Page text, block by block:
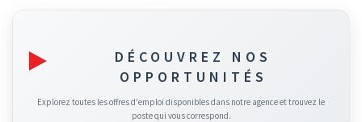
DÉCOUVREZ NOS
OPPORTUNITÉS
Explorez toutes les offres d'emploi disponibles dans notre agence et trouvez le
poste qui vous correspond.